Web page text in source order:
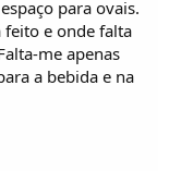
para ovais.
feito e onde falta
me apenas
a bebida e na